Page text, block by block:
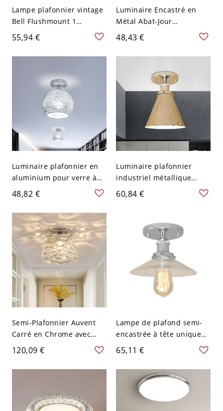
Lampe plafonnier vintage
Bell Flushmount 1
ampoule en verre clair en
chrome pour salon
55,94 €
Luminaire Encastré en
Métal Abat-Jour
Sphérique en Verre
Plafonnier LED Moderne -
Chrome 110 V-120 V
48,43 €
Luminaire plafonnier en
aluminium pour verre à
vin Minimaliste 1 tête 6
pouces de large Éclairage
encastré chromé pour
appartement
48,82 €
Luminaire plafonnier
industriel métallique
chromé 1 lumière pour
cuisine avec abat-jour
60,84 €
Semi-Plafonnier Auvent
Carré en Chrome avec
Abat-Jour Géométrique en
Cristal Transparent Lampe
Semi-Encastrée à 1-Tête
120,09 €
Lampe de plafond semi-
encastrée à tête unique
en verre clair et chromé
65,11 €